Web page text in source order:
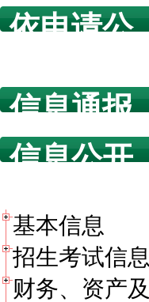
依申请公
信息通报
信息公开
基本信息
招生考试信息
财务、资产及